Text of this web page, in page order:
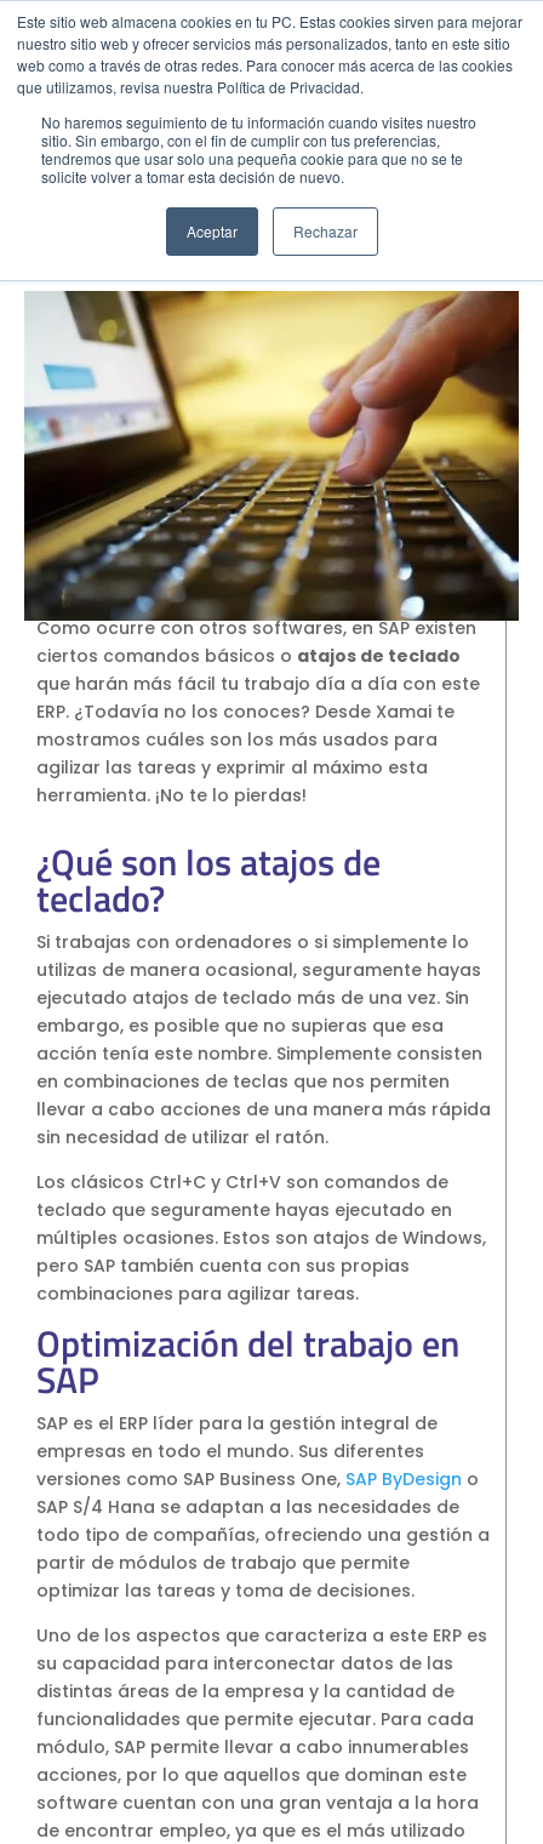
Este sitio web almacena cookies en tu PC. Estas cookies sirven para mejorar
nuestro sitio web y ofrecer servicios más personalizados, tanto en este sitio
web como a través de otras redes. Para conocer más acerca de las cookies
que utilizamos, revisa nuestra Política de Privacidad.
No haremos seguimiento de tu información cuando visites nuestro
sitio. Sin embargo, con el fin de cumplir con tus preferencias,
tendremos que usar solo una pequeña cookie para que no se te
solicite volver a tomar esta decisión de nuevo.
Aceptar Rechazar
Menu Llamar
EMPIEZA AQUÍ
Inicio
Casos de Éxito
Industrias
Cotiza SAP
Contacto
Partner SAP en tu Ciudad
Partners Estratégicos
EXPLORAR SOLUIONES
SOLUCIONES CLOUD
SAP Business One Cloud
SAP Cloud ERP
SAP Cloud ERP RISE
SAP BTP
SAP Business Data Cloud
SAP Success Factors
SOLUCIONES ONPREMISE
SAP Business One
Addons para SAP Business One
SAP S4HANA
Migración a S4HANA
SOPORTE
Soporte y Mantenimiento SAP
Soporte y Manntenimiento SAP
Business One
Soporte y Mantenimiento SAP
S4HANA Cloud
CONSULTORIA
Consultoria SAP
Consultoria SAP Business One
Consultoria SAP S4HANA Cloud
ÚNETE
¡Más de 400 clientes!
Únete a ellos
Inventarios
Atajos de teclado para SAP
Como ocurre con otros softwares, en SAP existen
ciertos comandos básicos o atajos de teclado
que harán más fácil tu trabajo día a día con este
ERP. ¿Todavía no los conoces? Desde Xamai te
mostramos cuáles son los más usados para
agilizar las tareas y exprimir al máximo esta
herramienta. ¡No te lo pierdas!
¿Qué son los atajos de
teclado?
Si trabajas con ordenadores o si simplemente lo
utilizas de manera ocasional, seguramente hayas
ejecutado atajos de teclado más de una vez. Sin
embargo, es posible que no supieras que esa
acción tenía este nombre. Simplemente consisten
en combinaciones de teclas que nos permiten
llevar a cabo acciones de una manera más rápida
sin necesidad de utilizar el ratón.
Los clásicos Ctrl+C y Ctrl+V son comandos de
teclado que seguramente hayas ejecutado en
múltiples ocasiones. Estos son atajos de Windows,
pero SAP también cuenta con sus propias
combinaciones para agilizar tareas.
Optimización del trabajo en
SAP
SAP es el ERP líder para la gestión integral de
empresas en todo el mundo. Sus diferentes
versiones como SAP Business One, SAP ByDesign o
SAP S/4 Hana se adaptan a las necesidades de
todo tipo de compañías, ofreciendo una gestión a
partir de módulos de trabajo que permite
optimizar las tareas y toma de decisiones.
Uno de los aspectos que caracteriza a este ERP es
su capacidad para interconectar datos de las
distintas áreas de la empresa y la cantidad de
funcionalidades que permite ejecutar. Para cada
módulo, SAP permite llevar a cabo innumerables
acciones, por lo que aquellos que dominan este
software cuentan con una gran ventaja a la hora
de encontrar empleo, ya que es el más utilizado